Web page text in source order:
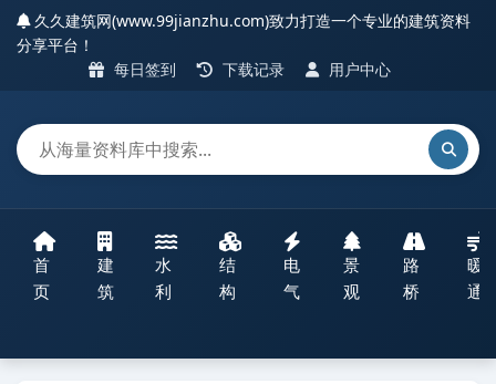
久久建筑网(www.99jianzhu.com)致力打造一个专业的建筑资料
分享平台！
每日签到
下载记录 用户中心
首
页
建
筑
水
利
结
构
电
气
景
观
路
桥
暖
通